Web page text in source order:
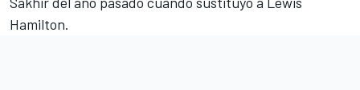
Hamilton.